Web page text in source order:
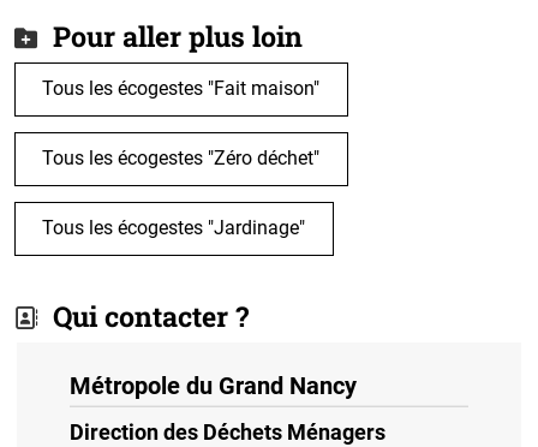
Pour aller plus loin
Tous les écogestes "Fait maison"
Tous les écogestes "Zéro déchet"
Tous les écogestes "Jardinage"
Qui contacter ?
Métropole du Grand Nancy
Direction des Déchets Ménagers